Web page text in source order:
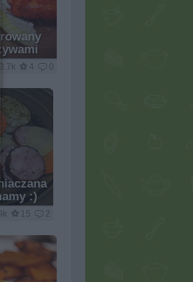
3.7k 4 0
:)
15 2